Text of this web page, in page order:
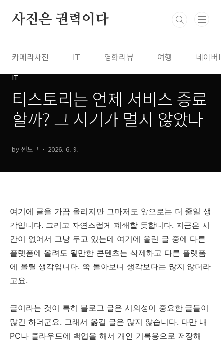
사진은 권력이다
카메라사진 IT 영화리뷰 여행 네이
IT
티스토리는 언제 서비스 종료
할까? 그 시기가 멀지 않았다
by 썬도그 2026. 6. 9.
여기에 글을 가끔 올리지만 그마저도 앞으로는 더 줄일 생
각입니다. 그리고 자연스럽게 폐쇄할 듯합니다. 지금은 시
간이 없어서 그냥 두고 있는데 여기에 올린 글 중에 다른
플랫폼에 올려도 될만한 콘텐츠는 삭제하고 다른 플랫폼
에 올릴 생각입니다. 쭉 돌아보니 생각보다는 많지 않더라
고요.
글이라는 것이 특히 블로그 글은 시의성이 중요한 글들이
많긴 하더군요. 그래서 옮길 글은 많지 않습니다. 다만 내
PC나 클라우드에 백업을 해서 개인 기록용으로 저장해